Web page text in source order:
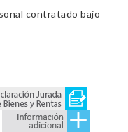
contratado bajo